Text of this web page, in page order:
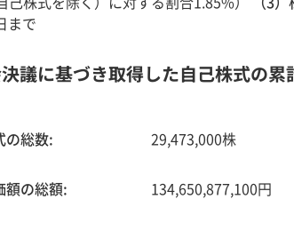
まで
議に基づき取得した自己株式の
の総数: 29,473,000株
額の総額: 134,650,877,100円